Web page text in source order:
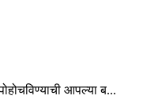
आपल्या ब...